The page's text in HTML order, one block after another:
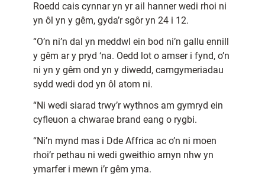
Roedd cais cynnar yn yr ail hanner wedi rhoi ni
yn ôl yn y gêm, gyda’r sgôr yn 24 i 12.
“O’n ni’n dal yn meddwl ein bod ni’n gallu ennill
y gêm ar y pryd ‘na. Oedd lot o amser i fynd, o’n
ni yn y gêm ond yn y diwedd, camgymeriadau
sydd wedi dod yn ôl atom ni.
“Ni wedi siarad trwy’r wythnos am gymryd ein
cyfleuon a chwarae brand eang o rygbi.
“Ni’n mynd mas i Dde Affrica ac o’n ni moen
rhoi’r pethau ni wedi gweithio arnyn nhw yn
ymarfer i mewn i’r gêm yma.